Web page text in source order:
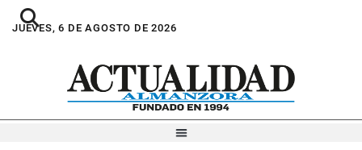
JUEVES, 6 DE AGOSTO DE 2026